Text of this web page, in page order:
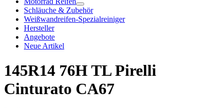
Schläuche & Zubehör
Weißwandreifen-Spezialreiniger
Hersteller
Angebote
Neue Artikel
145R14 76H TL Pirelli
Cinturato CA67